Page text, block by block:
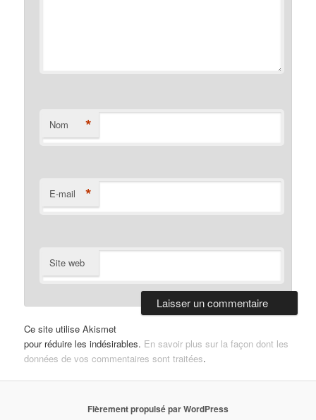
Nom *
E-mail *
Site web
Ce site utilise Akismet
pour réduire les indésirables. En savoir plus sur la façon dont les
données de vos commentaires sont traitées.
Fièrement propulsé par WordPress